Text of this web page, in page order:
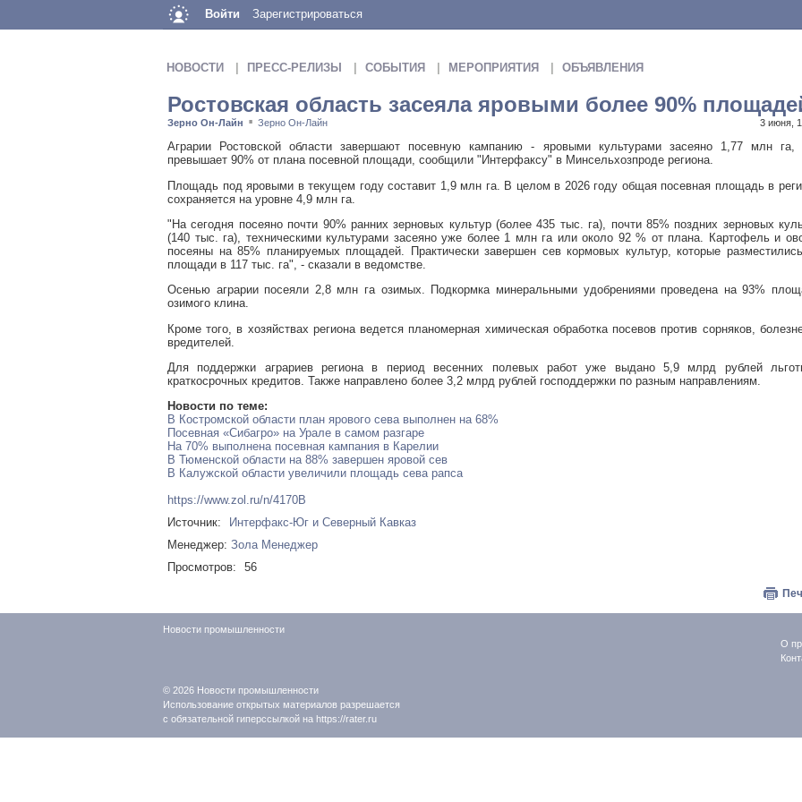
Войти Зарегистрироваться
НОВОСТИ ПРЕСС-РЕЛИЗЫ СОБЫТИЯ МЕРОПРИЯТИЯ ОБЪЯВЛЕНИЯ
Ростовская область засеяла яровыми более 90%
Зерно Он-Лайн ■ Зерно Он-Лайн 3 июня,
Аграрии Ростовской области завершают посевную кампанию - яровыми культурами засеяно 1,77 млн га,
превышает 90% от плана посевной площади, сообщили "Интерфаксу" в Минсельхозпроде региона.
Площадь под яровыми в текущем году составит 1,9 млн га. В целом в 2026 году общая посевная площадь в
сохраняется на уровне 4,9 млн га.
"На сегодня посеяно почти 90% ранних зерновых культур (более 435 тыс. га), почти 85% поздних зерновых
(140 тыс. га), техническими культурами засеяно уже более 1 млн га или около 92 % от плана. Картофель и
посеяны на 85% планируемых площадей. Практически завершен сев кормовых культур, которые
площади в 117 тыс. га", - сказали в ведомстве.
Осенью аграрии посеяли 2,8 млн га озимых. Подкормка минеральными удобрениями проведена на 93%
озимого клина.
Кроме того, в хозяйствах региона ведется планомерная химическая обработка посевов против сорняков,
вредителей.
Для поддержки аграриев региона в период весенних полевых работ уже выдано 5,9 млрд рублей
краткосрочных кредитов. Также направлено более 3,2 млрд рублей господдержки по разным направлениям.
Новости по теме:
В Костромской области план ярового сева выполнен на 68%
Посевная «Сибагро» на Урале в самом разгаре
На 70% выполнена посевная кампания в Карелии
В Тюменской области на 88% завершен яровой сев
В Калужской области увеличили площадь сева рапса
https://www.zol.ru/n/4170B
Источник:
Интерфакс-Юг и Северный Кавказ
Менеджер: Зола Менеджер
Просмотров:
56
Новости промышленности
© 2026 Новости промышленности
Использование открытых материалов разрешается
с обязательной гиперссылкой на https://rater.ru
О